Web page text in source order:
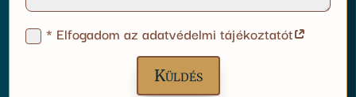
* Elfogadom az adatvédelmi tájékoztatót